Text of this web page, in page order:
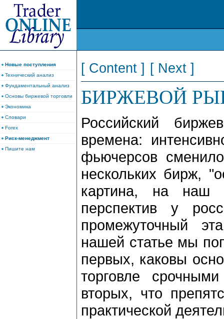
Новые поступления
Технический анализ
Фундаментальный анализ
Основы биржевой торговли
Экономика
Словари
Forex
Риск-менеджмент
Пишите нам
[ Content ] [ Next ]
БИРЖЕВОЙ
Российский
времена:
фьючерсов
нескольких бирж,
картина, на наш
перспектив у
промежуточный
нашей статье мы
первых, каковы
торговле
вторых, что
практической